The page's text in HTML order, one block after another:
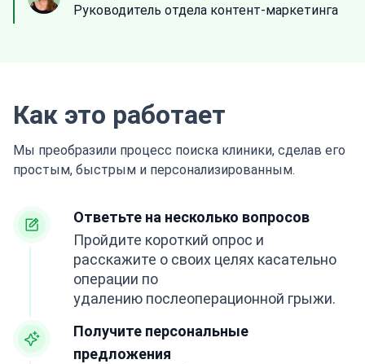
Руководитель отдела контент-маркетинга
Как это работает
Мы преобразили процесс поиска клиники, сделав его
простым, быстрым и персонализированным.
Ответьте на несколько вопросов
Пройдите короткий опрос и
расскажите о своих целях касательно
операции по
удалению послеоперационной грыжи.
Получите персональные
предложения